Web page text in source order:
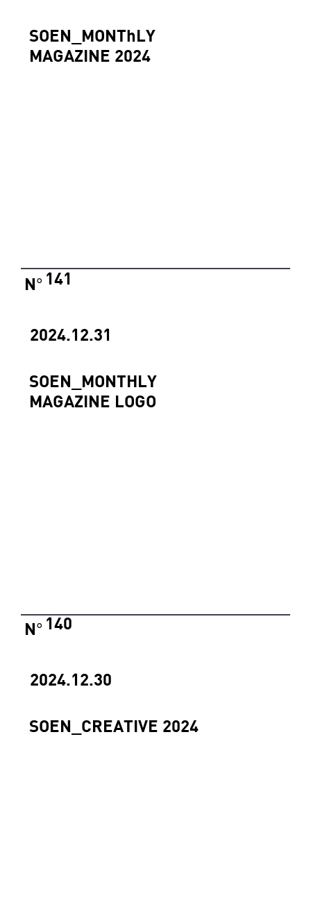
SOEN_MONThLY
MAGAZINE 2024
2024.12.31
SOEN_MONTHLY
MAGAZINE LOGO
141
N°
2024.12.30
SOEN_CREATIVE 2024
140
N°